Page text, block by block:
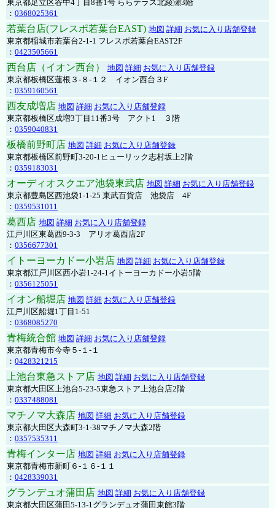
東京都足立区谷中4丁目8番1号 ららテラス北綾瀬3階
： 0368025361
若葉台店(フレスポ若葉台EAST) 地図 詳細 お気に入り店舗登録
東京都稲城市若葉台2-1-1 フレスポ若葉台EAST2F
： 0423505661
西台店（イオン西台） 地図 詳細 お気に入り店舗登録
東京都板橋区蓮根３-８-１２ イオン西台３F
： 0359160561
西友成増店 地図 詳細 お気に入り店舗登録
東京都板橋区成増3丁目11番3号 アクト1 ３階
： 0359040831
板橋前野町店 地図 詳細 お気に入り店舗登録
東京都板橋区前野町3-20-1ヒューリック志村坂上2階
： 0359183031
オーディオスクエア池袋東武店 地図 詳細 お気に入り店舗登録
東京都豊島区西池袋1-1-25 東武百貨店 池袋店 4F
： 0359531011
葛西店 地図 詳細 お気に入り店舗登録
江戸川区東葛西9-3-3 アリオ葛西店2F
： 0356677301
イトーヨーカドー小岩店 地図 詳細 お気に入り店舗登録
東京都江戸川区西小岩1-24-1イトーヨーカドー小岩5階
： 0356125051
イオン船堀店 地図 詳細 お気に入り店舗登録
江戸川区船堀1丁目1-51
： 0368085270
青梅統合館 地図 詳細 お気に入り店舗登録
東京都青梅市今寺５-１-１
： 0428321215
上池台東急ストア店 地図 詳細 お気に入り店舗登録
東京都大田区上池台5-23-5東急ストア上池台店2階
： 0337488081
マチノマ大森店 地図 詳細 お気に入り店舗登録
東京都大田区大森町3-1-38マチノマ大森2階
： 0357535311
青梅インター店 地図 詳細 お気に入り店舗登録
東京都青梅市新町６-１６-１１
： 0428339031
グランデュオ蒲田店 地図 詳細 お気に入り店舗登録
東京都大田区蒲田5-13-1グランデュオ蒲田東館3階